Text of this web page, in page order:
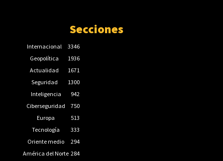
Secciones
Internacional
3346
Geopolítica
1936
Actualidad
1671
Seguridad
1300
Inteligencia
942
Ciberseguridad
750
Europa
513
Tecnología
333
Oriente medio
294
América del Norte 284